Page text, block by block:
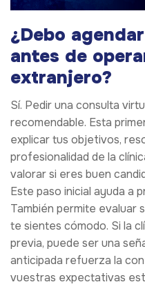
¿Debo
antes de
extranjero?
Sí. Pedir una consulta
recomendable. Esta
explicar tus objetivos,
profesionalidad de la
valorar si eres buen
Este paso inicial ayuda a
También permite evaluar
te sientes cómodo. Si la
previa, puede ser una
anticipada refuerza la
vuestras expectativas